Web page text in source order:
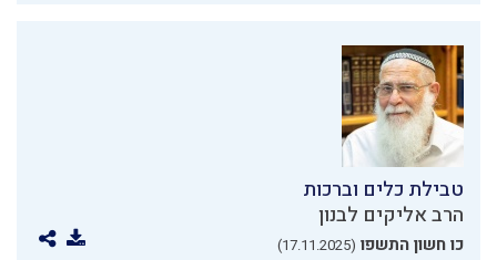
טבילת כלים וברכות
הרב אליקים לבנון
כו חשון התשפו (17.11.2025)